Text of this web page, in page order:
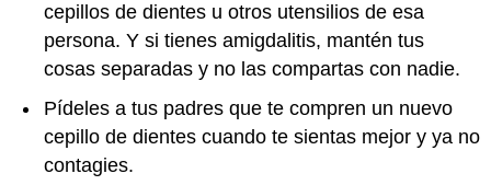
cepillos de dientes u otros utensilios de esa
persona. Y si tienes amigdalitis, mantén tus
cosas separadas y no las compartas con nadie.
Pídeles a tus padres que te compren un nuevo
cepillo de dientes cuando te sientas mejor y ya no
contagies.